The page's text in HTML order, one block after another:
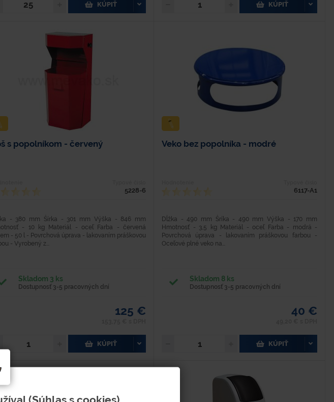
KÚPIŤ KÚPIŤ
s popolníkom - červený
5228-6
- 380 mm Šírka - 301 mm Výška - 846 mm
- 10 kg Materiál - oceľ Farba - červená
- 50 l - Povrchová úprava - lakovaním práškovou
- Vyrobený z...
Skladom 3 ks
Dostupnosť 3-5 pracovných dní
125 €
KÚPIŤ
Veko bez popolníka - modré
6117-A1
Dĺžka - 490 mm Šríka - 490 mm Výška - 170 mm
Hmotnosť - 3,5 kg Materiál - oceľ Farba - modrá -
Povrchová úprava - lakovaním práškovou farbou -
Oceľové plné veko na...
Skladom 8 ks
Dostupnosť 3-5 pracovných dní
40 €
KÚPIŤ
(Súhlas s cookies)